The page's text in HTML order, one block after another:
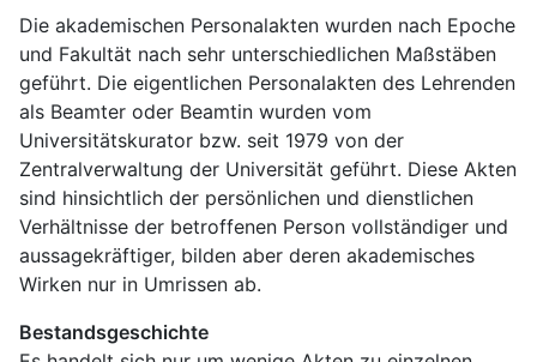
Die akademischen Personalakten wurden nach Epoche
und Fakultät nach sehr unterschiedlichen Maßstäben
geführt. Die eigentlichen Personalakten des Lehrenden
als Beamter oder Beamtin wurden vom
Universitätskurator bzw. seit 1979 von der
Zentralverwaltung der Universität geführt. Diese Akten
sind hinsichtlich der persönlichen und dienstlichen
Verhältnisse der betroffenen Person vollständiger und
aussagekräftiger, bilden aber deren akademisches
Wirken nur in Umrissen ab.
Bestandsgeschichte